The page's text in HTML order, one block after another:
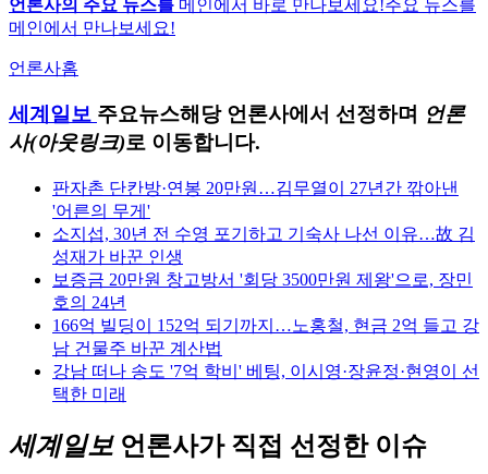
언론사의 주요 뉴스를 메인에서 바로 만나보세요!주요 뉴스를
메인에서 만나보세요!
언론사홈
세계일보 주요뉴스해당 언론사에서 선정하며 언론
사(아웃링크)로 이동합니다.
판자촌 단칸방·연봉 20만원…김무열이 27년간 깎아낸
'어른의 무게'
소지섭, 30년 전 수영 포기하고 기숙사 나선 이유…故 김
성재가 바꾼 인생
보증금 20만원 창고방서 '회당 3500만원 제왕'으로, 장민
호의 24년
166억 빌딩이 152억 되기까지…노홍철, 현금 2억 들고 강
남 건물주 바꾼 계산법
강남 떠나 송도 '7억 학비' 베팅, 이시영·장윤정·현영이 선
택한 미래
세계일보언론사가 직접 선정한 이슈